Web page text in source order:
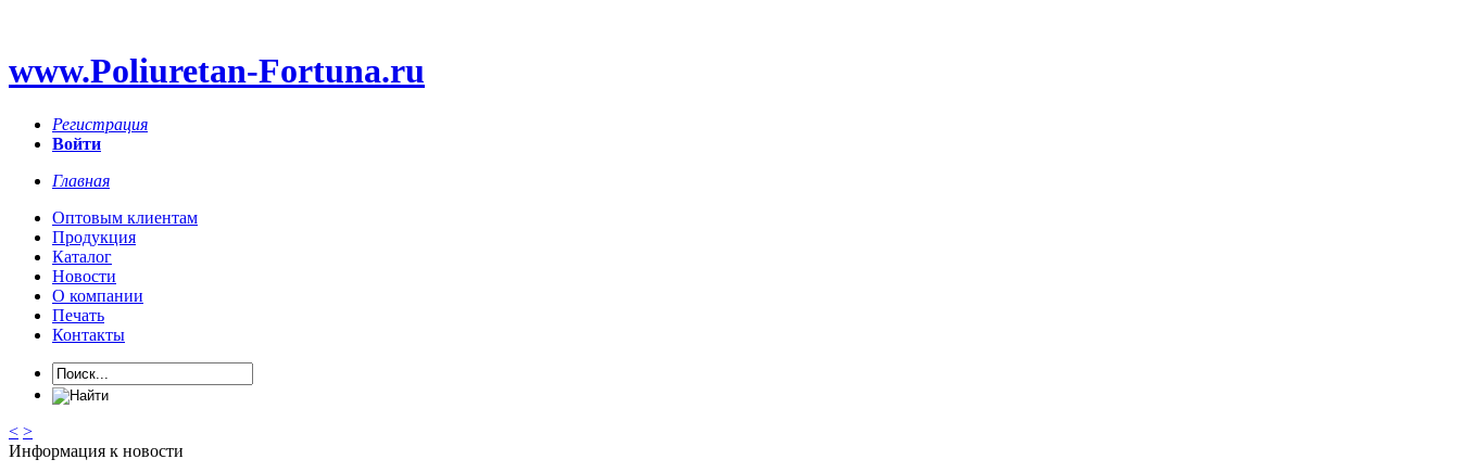
www.Poliuretan-Fortuna.ru
Регистрация
Войти
Главная
Оптовым клиентам
Продукция
Каталог
Новости
О компании
Печать
Контакты
< >
Информация к новости